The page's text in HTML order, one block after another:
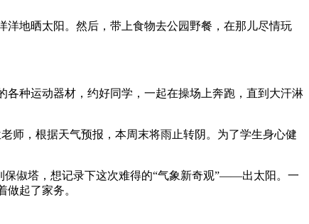
地晒太阳。然后，带上食物去公园野餐，在那儿尽情玩
种运动器材，约好同学，一起在操场上奔跑，直到大汗淋
师，根据天气预报，本周末将雨止转阴。为了学生身心健
保俶塔，想记录下这次难得的“气象新奇观”——出太阳。一
起了家务。